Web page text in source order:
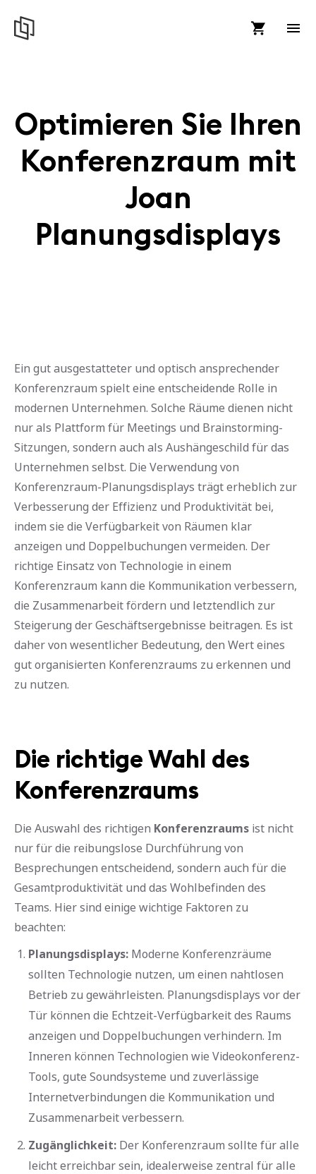
Optimieren Sie Ihren
Konferenzraum mit
Joan
Planungsdisplays
Ein gut ausgestatteter und optisch ansprechender
Konferenzraum spielt eine entscheidende Rolle in
modernen Unternehmen. Solche Räume dienen nicht
nur als Plattform für Meetings und Brainstorming-
Sitzungen, sondern auch als Aushängeschild für das
Unternehmen selbst. Die Verwendung von
Konferenzraum-Planungsdisplays trägt erheblich zur
Verbesserung der Effizienz und Produktivität bei,
indem sie die Verfügbarkeit von Räumen klar
anzeigen und Doppelbuchungen vermeiden. Der
richtige Einsatz von Technologie in einem
Konferenzraum kann die Kommunikation verbessern,
die Zusammenarbeit fördern und letztendlich zur
Steigerung der Geschäftsergebnisse beitragen. Es ist
daher von wesentlicher Bedeutung, den Wert eines
gut organisierten Konferenzraums zu erkennen und
zu nutzen.
Die richtige Wahl des
Konferenzraums
Die Auswahl des richtigen Konferenzraums ist nicht
nur für die reibungslose Durchführung von
Besprechungen entscheidend, sondern auch für die
Gesamtproduktivität und das Wohlbefinden des
Teams. Hier sind einige wichtige Faktoren zu
beachten:
Planungsdisplays: Moderne Konferenzräume
sollten Technologie nutzen, um einen nahtlosen
Betrieb zu gewährleisten. Planungsdisplays vor der
Tür können die Echtzeit-Verfügbarkeit des Raums
anzeigen und Doppelbuchungen verhindern. Im
Inneren können Technologien wie Videokonferenz-
Tools, gute Soundsysteme und zuverlässige
Internetverbindungen die Kommunikation und
Zusammenarbeit verbessern.
Zugänglichkeit: Der Konferenzraum sollte für alle
leicht erreichbar sein, idealerweise zentral für alle